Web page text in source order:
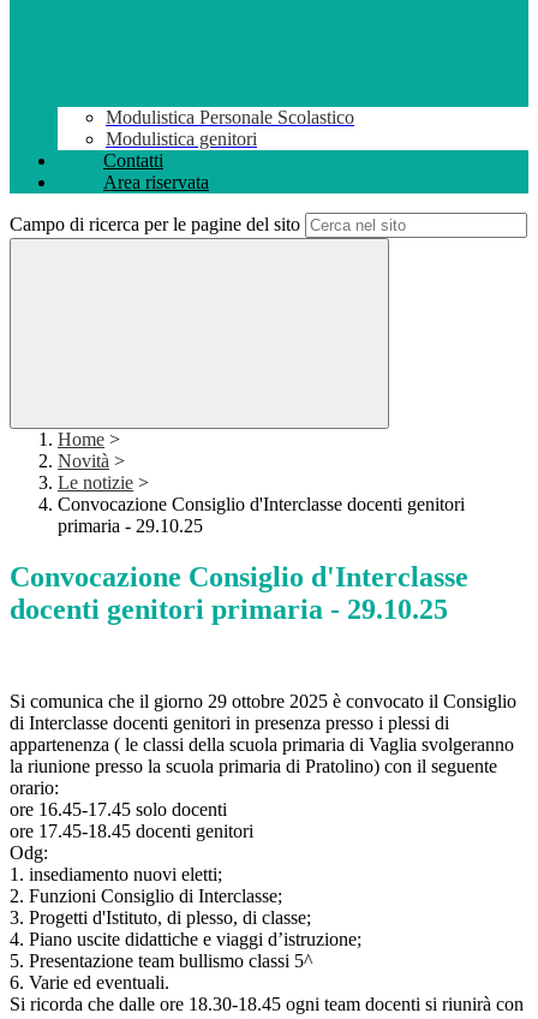
Modulistica Personale Scolastico
Modulistica genitori
Contatti
Area riservata
Campo di ricerca per le pagine del sito
Home >
Novità >
Le notizie >
Convocazione Consiglio d'Interclasse docenti genitori
primaria - 29.10.25
Convocazione Consiglio d'Interclasse
docenti genitori primaria - 29.10.25
Si comunica che il giorno 29 ottobre 2025 è convocato il Consiglio
di Interclasse docenti genitori in presenza presso i plessi di
appartenenza ( le classi della scuola primaria di Vaglia svolgeranno
la riunione presso la scuola primaria di Pratolino) con il seguente
orario:
ore 16.45-17.45 solo docenti
ore 17.45-18.45 docenti genitori
Odg:
1. insediamento nuovi eletti;
2. Funzioni Consiglio di Interclasse;
3. Progetti d'Istituto, di plesso, di classe;
4. Piano uscite didattiche e viaggi d’istruzione;
5. Presentazione team bullismo classi 5^
6. Varie ed eventuali.
Si ricorda che dalle ore 18.30-18.45 ogni team docenti si riunirà con